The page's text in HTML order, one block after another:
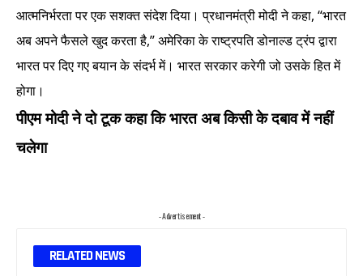
आत्मनिर्भरता पर एक सशक्त संदेश दिया। प्रधानमंत्री मोदी ने कहा, “भारत
अब अपने फैसले खुद करता है,” अमेरिका के राष्ट्रपति डोनाल्ड ट्रंप द्वारा
भारत पर दिए गए बयान के संदर्भ में। भारत सरकार करेगी जो उसके हित में
होगा।
पीएम मोदी ने दो टूक कहा कि भारत अब किसी के दबाव में नहीं
चलेगा
- Advertisement -
RELATED NEWS